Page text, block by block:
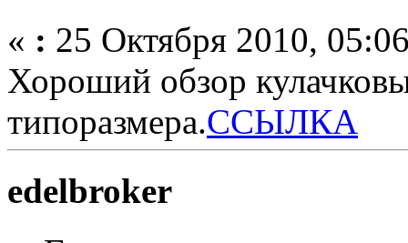
« : 25 Октября 2010,
Хороший обзор
типоразмера.ССЫЛКА
edelbroker